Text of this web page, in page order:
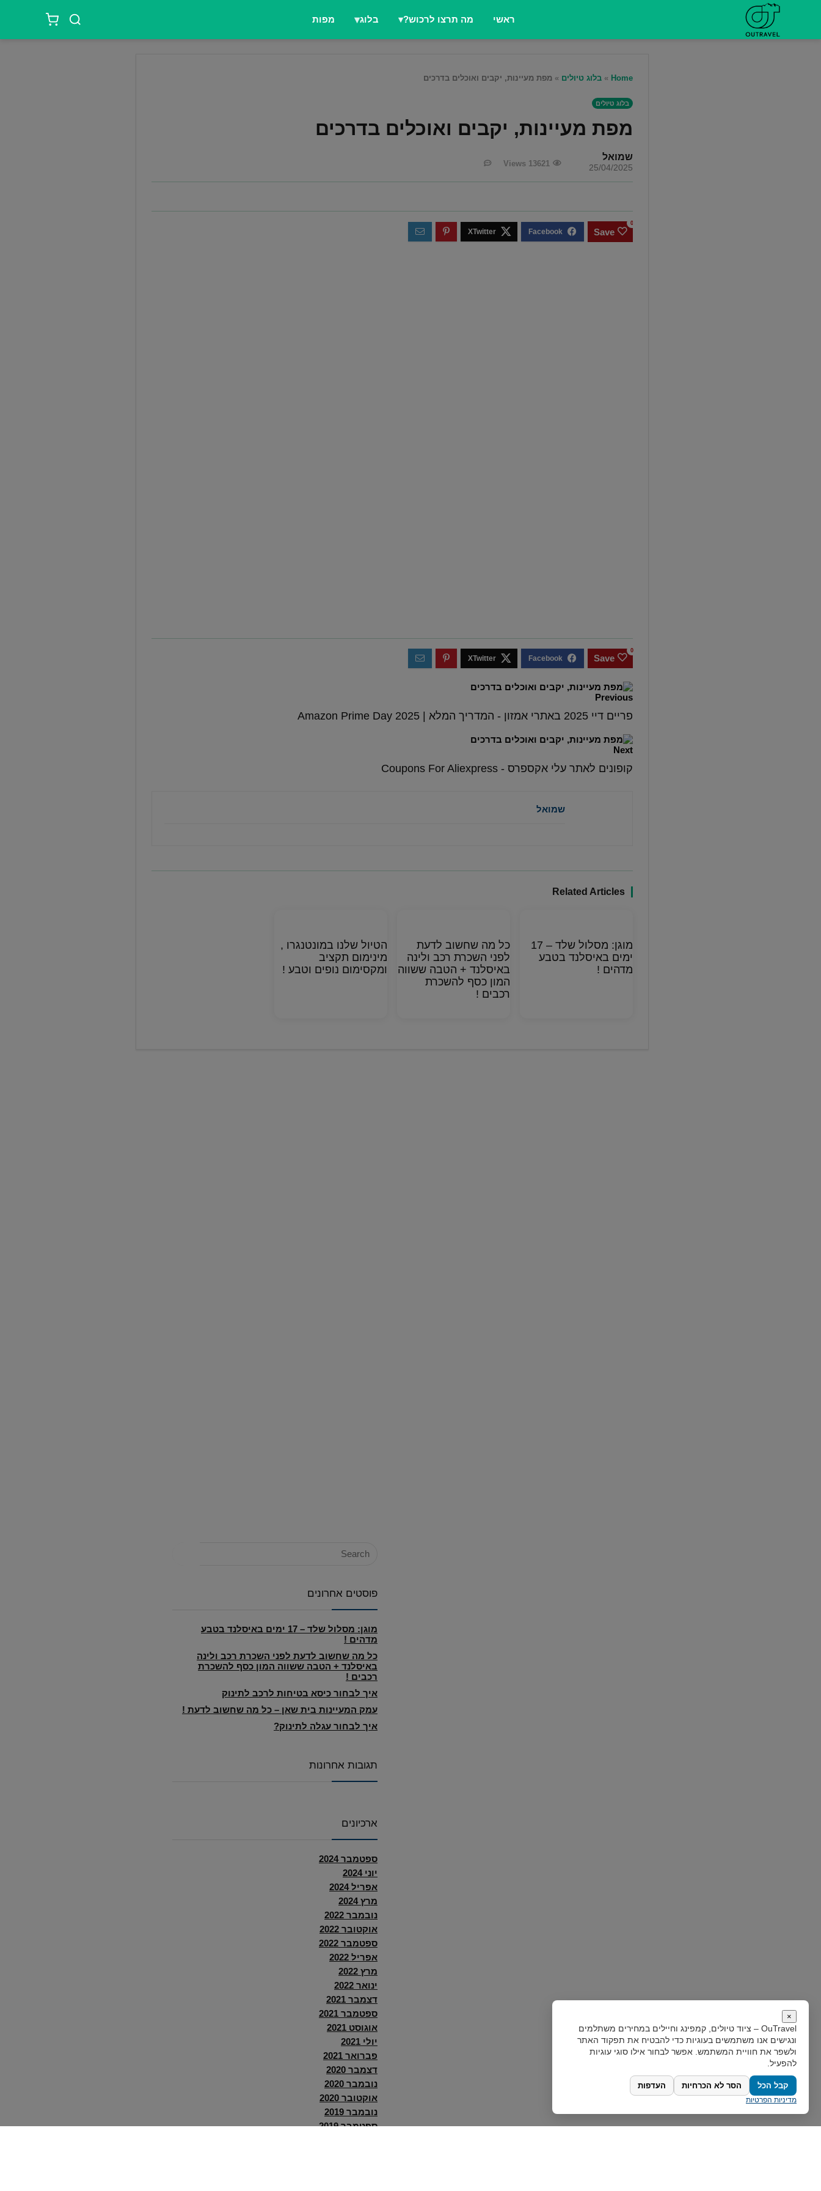
ראשי מה תרצו לרכוש? בלוג מפות
Home
» בלוג טיולים » מפת מעיינות, יקבים ואוכלים בדרכים
בלוג טיולים
מפת מעיינות, יקבים ואוכלים בדרכים
שמואל
25/04/2025
13621
Save
0
Save
0
Previous
פריים דיי 2025 באתרי אמזון - המדריך המלא | Amazon Prime Day 2025
Next
קופונים לאתר עלי אקספרס - Coupons For Aliexpress
שמואל
Related Articles
מוגן: מסלול שלד – 17
ימים באיסלנד בטבע
מדהים !
כל מה שחשוב לדעת
לפני השכרת רכב ולינה
באיסלנד + הטבה ששווה
המון כסף להשכרת
רכבים !
הטיול שלנו במונטנגרו ,
מינימום תקציב
ומקסימום נופים וטבע !
פוסטים אחרונים
מוגן: מסלול שלד – 17 ימים באיסלנד בטבע
מדהים !
כל מה שחשוב לדעת לפני השכרת רכב ולינה
באיסלנד + הטבה ששווה המון כסף להשכרת
רכבים !
איך לבחור כיסא בטיחות לרכב לתינוק
עמק המעיינות בית שאן – כל מה שחשוב לדעת !
איך לבחור עגלה לתינוק?
תגובות אחרונות
ארכיונים
ספטמבר 2024
יוני 2024
אפריל 2024
מרץ 2024
נובמבר 2022
אוקטובר 2022
ספטמבר 2022
אפריל 2022
מרץ 2022
ינואר 2022
דצמבר 2021
ספטמבר 2021
אוגוסט 2021
יולי 2021
פברואר 2021
דצמבר 2020
נובמבר 2020
אוקטובר 2020
נובמבר 2019
ספטמבר 2019
×
OuTravel – ציוד טיולים, קמפינג וחיילים במחירים משתלמים
ונגישים אנו משתמשים בעוגיות כדי להבטיח את תפקוד האתר
ולשפר את חוויית המשתמש. אפשר לבחור אילו סוגי עוגיות
להפעיל.
קבל הכל הסר לא הכרחיות העדפות
מדיניות הפרטיות